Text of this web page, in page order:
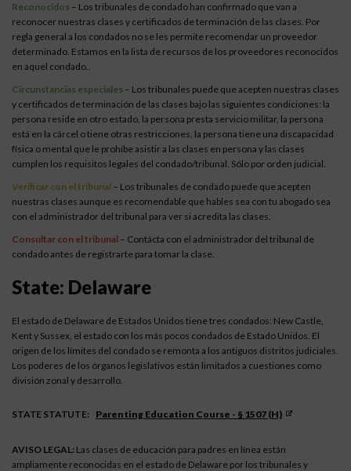
Reconocidos – Los tribunales de condado han confirmado que van a
reconocer nuestras clases y certificados de terminación de las clases. Por
regla general a los condados no se les permite recomendar un proveedor
determinado. Estamos en la lista de recursos de los proveedores reconocidos
en aquel condado..
Circunstancias especiales – Los tribunales puede que acepten nuestras clases
y certificados de terminación de las clases bajo las siguientes condiciones: la
persona reside en otro estado, la persona presta servicio militar, la persona
está en la cárcel o tiene otras restricciones, la persona tiene una discapacidad
física o mental que le prohíbe asistir a las clases en persona y las clases
cumplen los requisitos legales del condado/tribunal. Sólo por orden judicial.
Verificar con el tribunal – Los tribunales de condado puede que acepten
nuestras clases aunque es recomendable que hables sea con tu abogado sea
con el administrador del tribunal para ver si acredita las clases.
Consultar con el tribunal – Contácta con el administrador del tribunal de
condado antes de registrarte para tomar la clase.
State: Delaware
El estado de Delaware de Estados Unidos tiene tres condados: New Castle,
Kent y Sussex, el estado con los más pocos condados de Estado Unidos. El
origen de los límites del condado se remonta a los antiguos distritos judiciales.
Los poderes de los órganos legislativos están limitados a cuestiones como
división zonal y desarrollo.
STATE STATUTE: Parenting Education Course - § 1507 (h)
AVISO LEGAL: Las clases de educación para padres en línea están
ampliamente reconocidas en el estado de Delaware por los tribunales y